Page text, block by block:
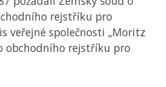
rejstříku pro
veřejné společnosti „Moritz
obchodního rejstříku pro